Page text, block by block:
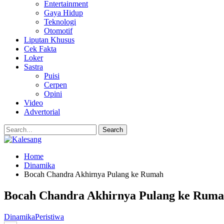
Entertainment
Gaya Hidup
Teknologi
Otomotif
Liputan Khusus
Cek Fakta
Loker
Sastra
Puisi
Cerpen
Opini
Video
Advertorial
Home
Dinamika
Bocah Chandra Akhirnya Pulang ke Rumah
Bocah Chandra Akhirnya Pulang ke
DinamikaPeristiwa